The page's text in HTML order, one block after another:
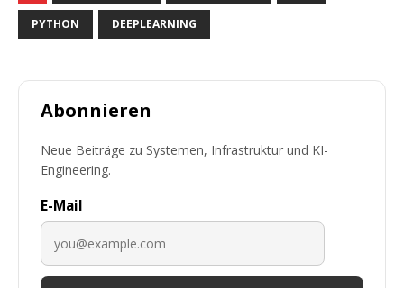
PYTHON DEEPLEARNING
Abonnieren
Neue Beiträge zu Systemen, Infrastruktur und KI-
Engineering.
E-Mail